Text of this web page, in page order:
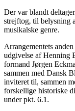
Der var blandt
strejftog, til belysning
musikalske genre.
Arrangementets
udgivelse af Henning
formand Jørgen
sammen med Dansk
inviteret til, sammen
forskellige historiske
under pkt. 6.1.